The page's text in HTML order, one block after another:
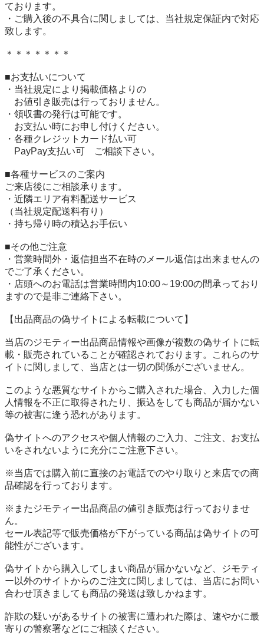
ております。
・ご購入後の不具合に関しましては、当社規定保証内で対応
致します。
＊＊＊＊＊＊＊
■お支払いについて
・当社規定により掲載価格よりの
お値引き販売は行っておりません。
・領収書の発行は可能です。
お支払い時にお申し付けください。
・各種クレジットカード払い可
PayPay支払い可　ご相談下さい。
■各種サービスのご案内
ご来店後にご相談承ります。
・近隣エリア有料配送サービス
（当社規定配送料有り）
・持ち帰り時の積込お手伝い
■その他ご注意
・営業時間外・返信担当不在時のメール返信は出来ませんの
でご了承ください。
・店頭へのお電話は営業時間内10:00～19:00の間承っており
ますので是非ご連絡下さい。
【出品商品の偽サイトによる転載について】
当店のジモティー出品商品情報や画像が複数の偽サイトに転
載・販売されていることが確認されております。これらのサ
イトに関しまして、当店とは一切の関係がございません。
このような悪質なサイトからご購入された場合、入力した個
人情報を不正に取得されたり、振込をしても商品が届かない
等の被害に逢う恐れがあります。
偽サイトへのアクセスや個人情報のご入力、ご注文、お支払
いをされないように充分にご注意下さい。
※当店では購入前に直接のお電話でのやり取りと来店での商
品確認を行っております。
※またジモティー出品商品の値引き販売は行っておりませ
ん。
セール表記等で販売価格が下がっている商品は偽サイトの可
能性がございます。
偽サイトから購入してしまい商品が届かないなど、ジモティ
ー以外のサイトからのご注文に関しましては、当店にお問い
合わせ頂きましても商品の発送は致しかねます。
詐欺の疑いがあるサイトの被害に遭われた際は、速やかに最
寄りの警察署などにご相談ください。